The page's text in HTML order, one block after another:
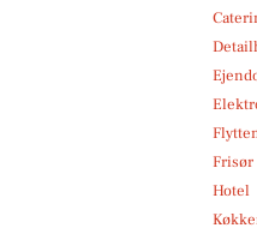
Frisør
Hotel